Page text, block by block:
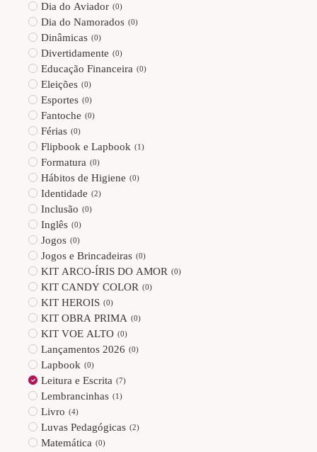
Dia do Aviador (0)
Dia do Namorados (0)
Dinâmicas (0)
Divertidamente (0)
Educação Financeira (0)
Eleições (0)
Esportes (0)
Fantoche (0)
Férias (0)
Flipbook e Lapbook (1 )
Formatura (0)
Hábitos de Higiene (0)
Identidade (2)
Inclusão (0)
Inglês (0)
Jogos (0)
Jogos e Brincadeiras (0)
KIT ARCO-ÍRIS DO AMOR (0)
KIT CANDY COLOR (0)
KIT HEROIS (0)
KIT OBRA PRIMA (0)
KIT VOE ALTO (0)
Lançamentos 2026 (0)
Lapbook (0)
Leitura e Escrita (7)
Lembrancinhas (1 )
Livro (4)
Luvas Pedagógicas (2)
Matemática (0)